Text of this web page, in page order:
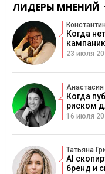
ЛИДЕРЫ МНЕНИЙ
Когда
23 июля
Когда
риском
16 июля
Татьяна
AI
бренд и